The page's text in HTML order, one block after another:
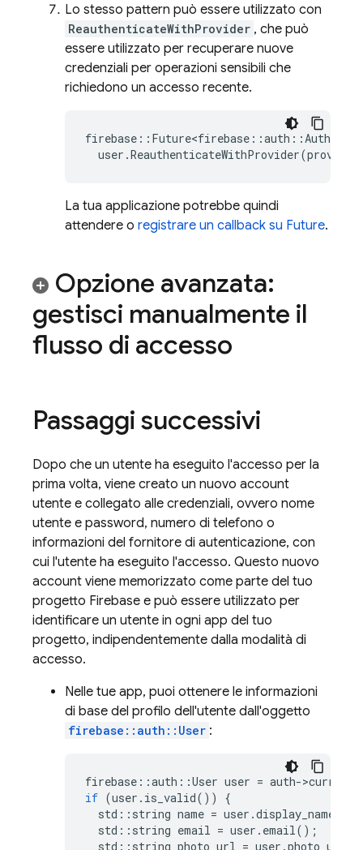
Lo stesso pattern può essere utilizzato con
ReauthenticateWithProvider , che può
essere utilizzato per recuperare nuove
credenziali per operazioni sensibili che
richiedono un accesso recente.
firebase :: Future<firebase ::auth ::
user .ReauthenticateWithProvider(
La tua applicazione potrebbe quindi
attendere o registrare un callback su Future.
Opzione avanzata:
gestisci manualmente il
flusso di accesso
Passaggi successivi
Dopo che un utente ha eseguito l'accesso per la
prima volta, viene creato un nuovo account
utente e collegato alle credenziali, ovvero nome
utente e password, numero di telefono o
informazioni del fornitore di autenticazione, con
cui l'utente ha eseguito l'accesso. Questo nuovo
account viene memorizzato come parte del tuo
progetto Firebase e può essere utilizzato per
identificare un utente in ogni app del tuo
progetto, indipendentemente dalla modalità di
accesso.
Nelle tue app, puoi ottenere le informazioni
di base del profilo dell'utente dall'oggetto
firebase::auth::User :
firebase ::auth ::User user = auth->
if (user . is_valid())
{
std :: string name = user .display_name
std :: string email = user . email();
std :: string photo_url = user .photo_url